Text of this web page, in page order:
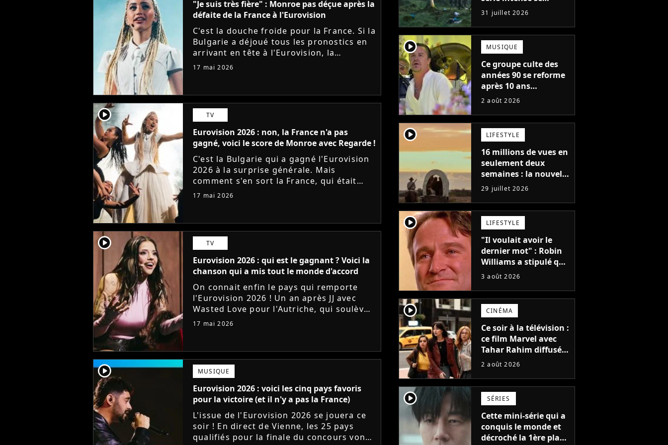
"Je suis très fière" : Monroe pas déçue après la
défaite de la France à l'Eurovision
C'est la douche froide pour la France. Si la
Bulgarie a déjoué tous les pronostics en
arrivant en tête à l'Eurovision, la
chanteuse Monroe n'a décroché que la
17 mai 2026
player2 TV
Eurovision 2026 : non, la France n'a pas
gagné, voici le score de Monroe avec Regarde !
C'est la Bulgarie qui a gagné l'Eurovision
2026 à la surprise générale. Mais
comment s'en sort la France, qui était
représentée par la chanteuse Monroe
17 mai 2026
player2 TV
Eurovision 2026 : qui est le gagnant ? Voici la
chanson qui a mis tout le monde d'accord
On connait enfin le pays qui remporte
l'Eurovision 2026 ! Un an après JJ avec
Wasted Love pour l'Autriche, qui soulève
le trophée et surclasse toute la
17 mai 2026
player2 MUSIQUE
Eurovision 2026 : voici les cinq pays favoris
pour la victoire (et il n'y a pas la France)
L'issue de l'Eurovision 2026 se jouera ce
soir ! En direct de Vienne, les 25 pays
qualifiés pour la finale du concours vont
regarde en une seule
après-midi
31 juillet 2026
player2 MUSIQUE
Ce groupe culte des
années 90 se reforme
après 10 ans
d'absence et annonce
2 août 2026
player2 LIFESTYLE
16 millions de vues en
seulement deux
semaines : la nouvelle
série Netflix idéale
pour les fans de
Yellowstone
29 juillet 2026
player2 LIFESTYLE
"Il voulait avoir le
dernier mot" : Robin
Williams a stipulé que
sa voix ne pourrait
2039, pourtant Disney
possède des
enregistrements
inédits
3 août 2026
player2 CINÉMA
Ce soir à la télévision :
ce film Marvel avec
Tahar Rahim diffusé
pour la toute
France
2 août 2026
player2 SÉRIES
Cette mini-série qui a
conquis le monde et
décroché la 1ère place